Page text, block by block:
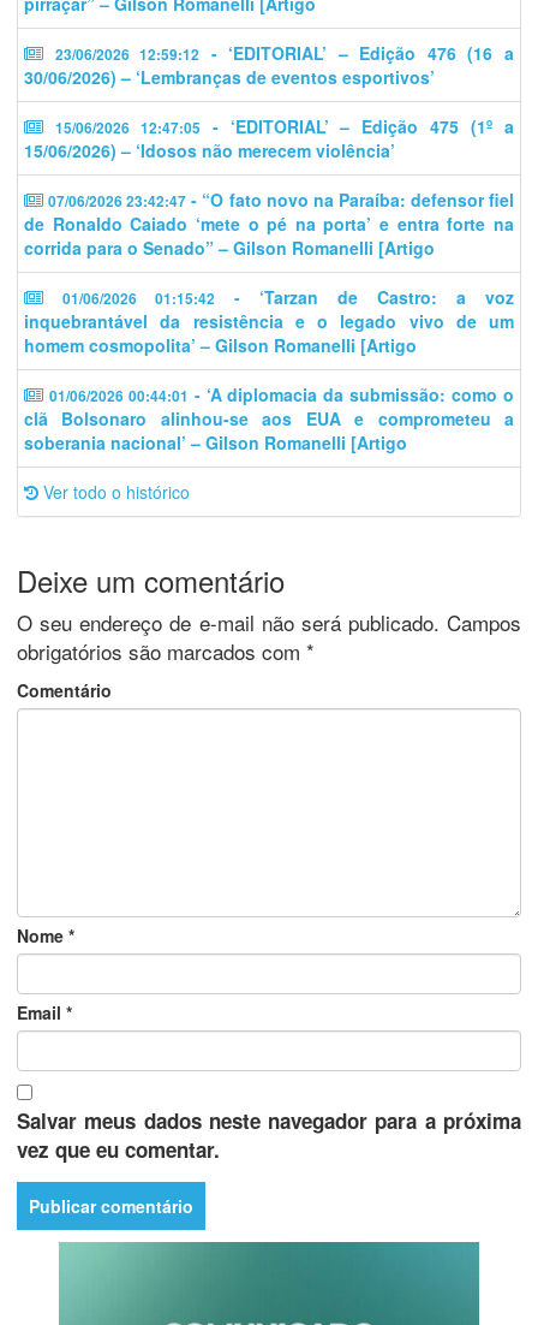
23/06/2026 12:59:12
- ‘EDITORIAL’ – Edição 476 (16 a
30/06/2026) – ‘Lembranças de eventos esportivos’
15/06/2026 12:47:05
- ‘EDITORIAL’ – Edição 475 (1º a
15/06/2026) – ‘Idosos não merecem violência’
07/06/2026 23:42:47 - “O fato novo na Paraíba: defensor fiel
de Ronaldo Caiado ‘mete o pé na porta’ e entra forte na
corrida para o Senado” – Gilson Romanelli [Artigo
01/06/2026 01:15:42
- ‘Tarzan de Castro: a voz
inquebrantável da resistência e o legado vivo de um
homem cosmopolita’ – Gilson Romanelli [Artigo
01/06/2026 00:44:01 - ‘A diplomacia da submissão: como o
clã Bolsonaro alinhou-se aos EUA e comprometeu a
soberania nacional’ – Gilson Romanelli [Artigo
Ver todo o histórico
Deixe um comentário
O seu endereço de e-mail não será publicado. Campos
obrigatórios são marcados com *
Comentário
Nome *
Email *
Salvar meus dados neste navegador para a próxima
vez que eu comentar.